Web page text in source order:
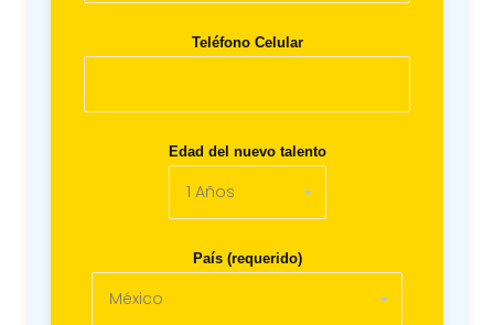
Teléfono Celular
Edad del nuevo talento
País (requerido)